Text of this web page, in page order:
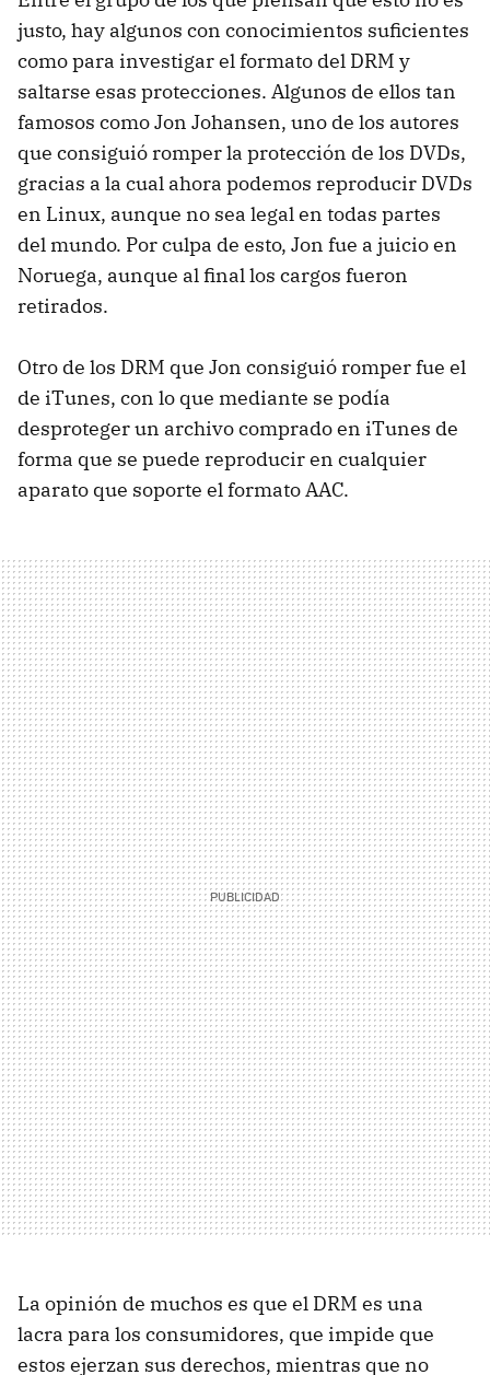
justo, hay algunos con conocimientos suficientes
como para investigar el formato del DRM y
saltarse esas protecciones. Algunos de ellos tan
famosos como Jon Johansen, uno de los autores
que consiguió romper la protección de los DVDs,
gracias a la cual ahora podemos reproducir DVDs
en Linux, aunque no sea legal en todas partes
del mundo. Por culpa de esto, Jon fue a juicio en
Noruega, aunque al final los cargos fueron
retirados.
Otro de los DRM que Jon consiguió romper fue el
de iTunes, con lo que mediante se podía
desproteger un archivo comprado en iTunes de
forma que se puede reproducir en cualquier
aparato que soporte el formato AAC.
La opinión de muchos es que el DRM es una
lacra para los consumidores, que impide que
estos ejerzan sus derechos, mientras que no